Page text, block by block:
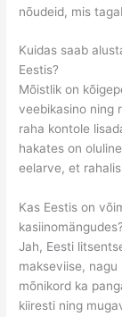
nõudeid, mis
Kuidas saab
Eestis?
Mõistlik on
veebikasino ning
raha kontole
hakates on
eelarve, et
Kas Eestis on
kasiinomängudes?
Jah, Eesti
makseviise,
mõnikord ka
kiiresti ning